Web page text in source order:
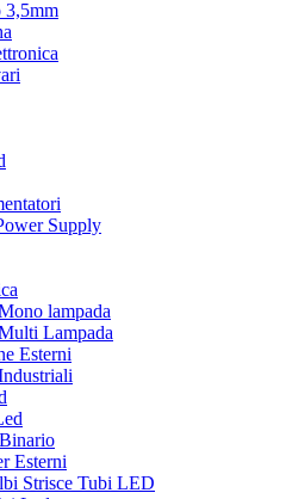
3,5mm
Supply
lampada
Lampada
Esterni
Esterni
Strisce Tubi LED